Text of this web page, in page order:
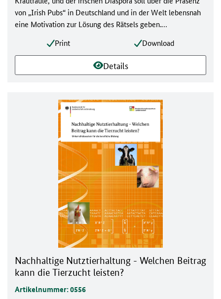
von „Irish Pubs“ in Deutschland und in der Welt lebensnah
eine Motivation zur Lösung des Rätsels geben.
Print Download
Details
Nachhaltige Nutztierhaltung - Welchen Beitrag
kann die Tierzucht leisten?
Artikelnummer: 0556